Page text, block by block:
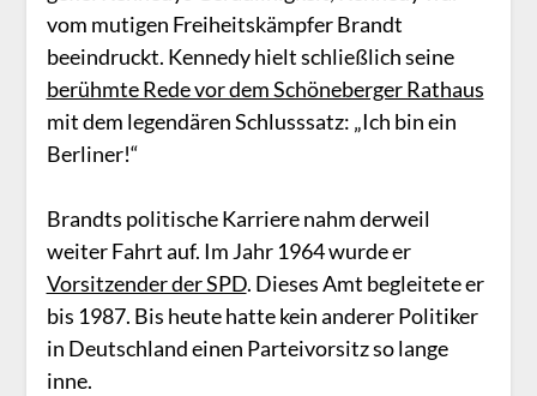
vom mutigen Freiheitskämpfer Brandt
beeindruckt. Kennedy hielt schließlich seine
berühmte Rede vor dem Schöneberger Rathaus
mit dem legendären Schlusssatz: „Ich bin ein
Berliner!“
Brandts politische Karriere nahm derweil
weiter Fahrt auf. Im Jahr 1964 wurde er
Vorsitzender der SPD. Dieses Amt begleitete er
bis 1987. Bis heute hatte kein anderer Politiker
in Deutschland einen Parteivorsitz so lange
inne.